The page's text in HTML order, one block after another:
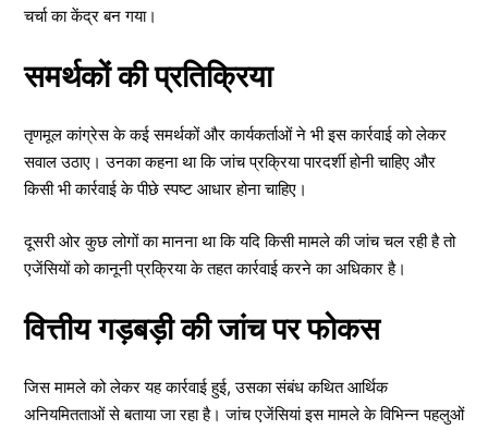
चर्चा का केंद्र बन गया।
समर्थकों की प्रतिक्रिया
तृणमूल कांग्रेस के कई समर्थकों और कार्यकर्ताओं ने भी इस कार्रवाई को लेकर
सवाल उठाए। उनका कहना था कि जांच प्रक्रिया पारदर्शी होनी चाहिए और
किसी भी कार्रवाई के पीछे स्पष्ट आधार होना चाहिए।
दूसरी ओर कुछ लोगों का मानना था कि यदि किसी मामले की जांच चल रही है तो
एजेंसियों को कानूनी प्रक्रिया के तहत कार्रवाई करने का अधिकार है।
वित्तीय गड़बड़ी की जांच पर फोकस
जिस मामले को लेकर यह कार्रवाई हुई, उसका संबंध कथित आर्थिक
अनियमितताओं से बताया जा रहा है। जांच एजेंसियां इस मामले के विभिन्न पहलुओं